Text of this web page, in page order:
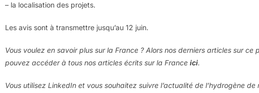
– la localisation des projets.
Les avis sont à transmettre jusqu’au 12 juin.
Vous voulez en savoir plus sur la France ? Alors nos derniers articles sur ce
pouvez accéder à tous nos articles écrits sur la France ici.
Vous utilisez LinkedIn et vous souhaitez suivre l’actualité de l’hydrogène